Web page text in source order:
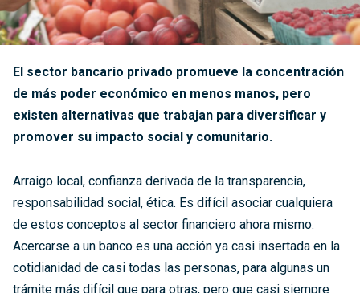
El sector bancario privado promueve la concentración
de más poder económico en menos manos, pero
existen alternativas que trabajan para diversificar y
promover su impacto social y comunitario.
Arraigo local, confianza derivada de la transparencia,
responsabilidad social, ética. Es difícil asociar cualquiera
de estos conceptos al sector financiero ahora mismo.
Acercarse a un banco es una acción ya casi insertada en la
cotidianidad de casi todas las personas, para algunas un
trámite más difícil que para otras, pero que casi siempre